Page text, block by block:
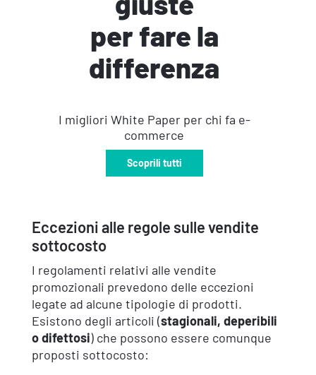
per fare la
differenza
I migliori White Paper per chi fa e-
commerce
Scoprili tutti
Eccezioni alle regole sulle vendite
sottocosto
I regolamenti relativi alle vendite
promozionali prevedono delle eccezioni
legate ad alcune tipologie di prodotti.
Esistono degli articoli (stagionali, deperibili
o difettosi) che possono essere comunque
proposti sottocosto: